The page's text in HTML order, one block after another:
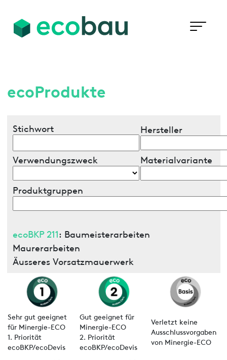
ecoProdukte
Stichwort Hersteller
Verwendungszweck Materialvariante
Produktgruppen
ecoBKP 211: Baumeisterarbeiten
Maurerarbeiten
Äusseres Vorsatzmauerwerk
Sehr gut geeignet
für Minergie-ECO
1. Priorität
ecoBKP/ecoDevis
Gut geeignet für
Minergie-ECO
2. Priorität
ecoBKP/ecoDevis
Verletzt keine
Ausschlussvorgaben
von Minergie-ECO